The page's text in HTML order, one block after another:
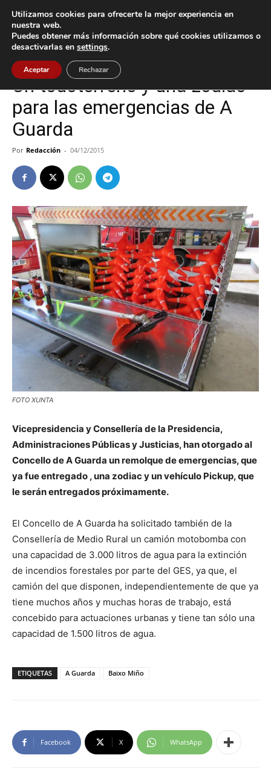
Inicio Baiona
Baiona
Un todoterreno y una zodiac
para las emergencias de A
Guarda
Por Redacción - 04/12/2015
FOTO XUNTA
Vicepresidencia y Consellería de la Presidencia,
Administraciones Públicas y Justicias, han otorgado al
Concello de A Guarda un remolque de emergencias, que
ya fue entregado , una zodiac y un vehículo Pickup, que
le serán entregados próximamente.
El Concello de A Guarda ha solicitado también de la
Consellería de Medio Rural un camión motobomba con
una capacidad de 3.000 litros de agua para la extinción
de incendios forestales por parte del GES, ya que, el
camión del que disponen, independientemente de que ya
tiene muchos años y muchas horas de trabajo, está
concebido para actuaciones urbanas y tiene tan sólo una
capacidad de 1.500 litros de agua.
ETIQUETAS A Guarda Baixo Miño
Facebook X WhatsApp
Utilizamos cookies para ofrecerte la mejor experiencia en
nuestra web.
Puedes obtener más información sobre qué cookies utilizamos o
desactivarlas en settings.
Aceptar Rechazar